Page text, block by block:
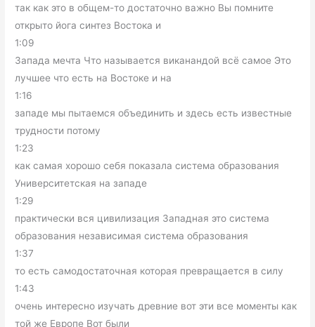
так как это в общем-то достаточно важно Вы помните
открыто йога синтез Востока и
1:09
Запада мечта Что называется виканандой всё самое Это
лучшее что есть на Востоке и на
1:16
западе мы пытаемся объединить и здесь есть известные
трудности потому
1:23
как самая хорошо себя показала система образования
Университетская на западе
1:29
практически вся цивилизация Западная это система
образования независимая система образования
1:37
то есть самодостаточная которая превращается в силу
1:43
очень интересно изучать древние вот эти все моменты как
той же Европе Вот были